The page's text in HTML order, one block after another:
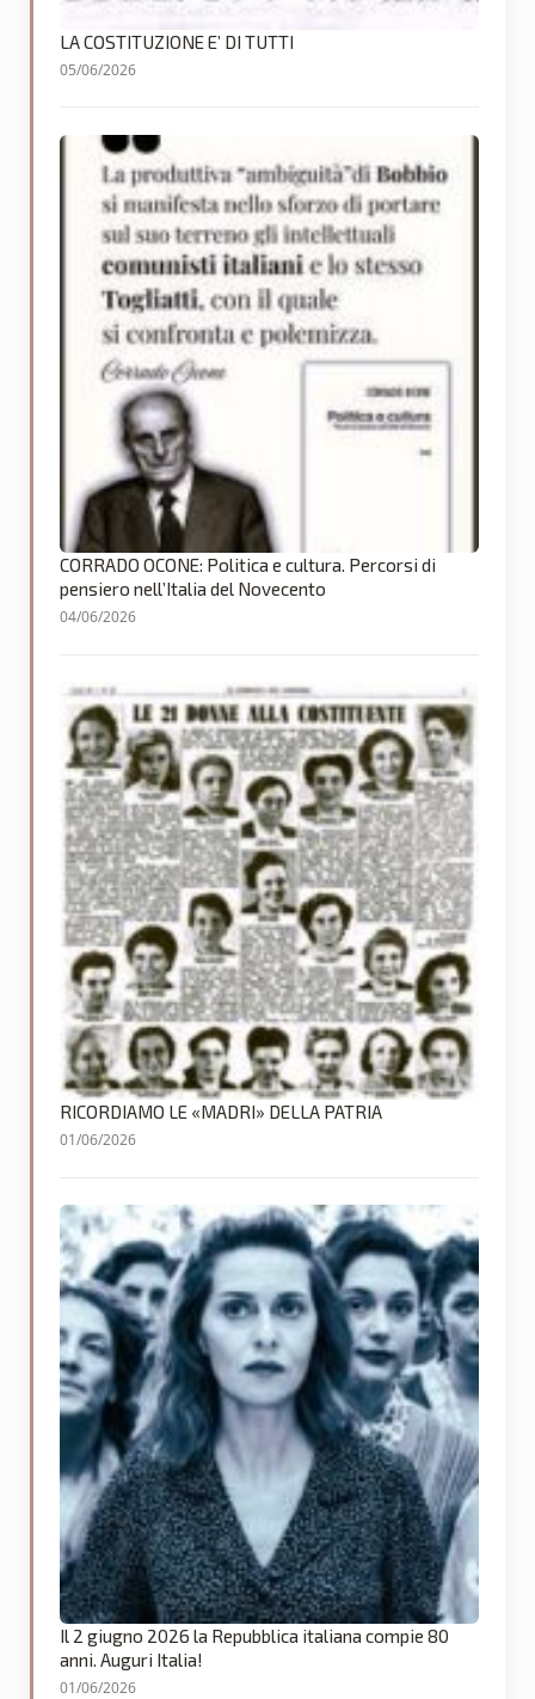
LA COSTITUZIONE E’ DI TUTTI
05/06/2026
CORRADO OCONE: Politica e cultura. Percorsi di
pensiero nell’Italia del Novecento
04/06/2026
RICORDIAMO LE «MADRI» DELLA PATRIA
01/06/2026
Il 2 giugno 2026 la Repubblica italiana compie 80
anni. Auguri Italia!
01/06/2026